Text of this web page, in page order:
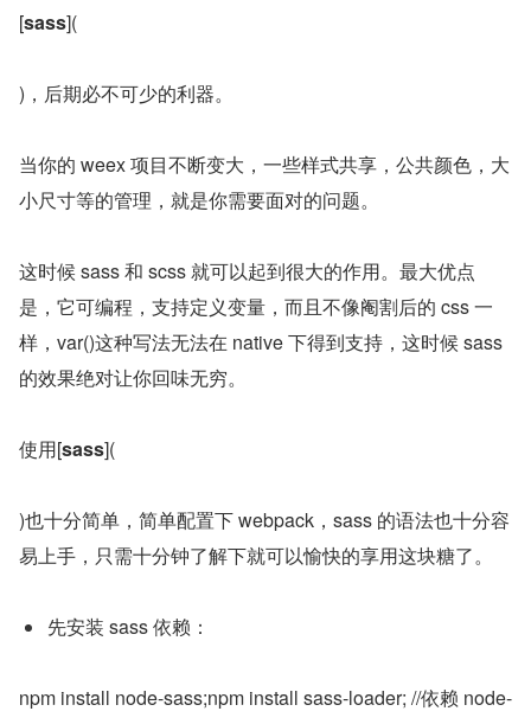
[sass](
)，后期必不可少的利器。
当你的 weex 项目不断变大，一些样式共享，公共颜色，大
小尺寸等的管理，就是你需要面对的问题。
这时候 sass 和 scss 就可以起到很大的作用。最大优点
是，它可编程，支持定义变量，而且不像阉割后的 css 一
样，var()这种写法无法在 native 下得到支持，这时候 sass
的效果绝对让你回味无穷。
使用[sass](
)也十分简单，简单配置下 webpack，sass 的语法也十分容
易上手，只需十分钟了解下就可以愉快的享用这块糖了。
先安装 sass 依赖：
npm install node-sass;npm install sass-loader; //依赖 node-